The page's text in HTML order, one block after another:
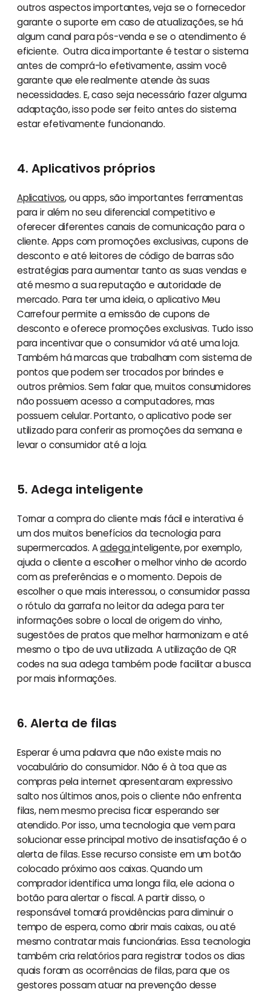
outros aspectos importantes, veja se o fornecedor
garante o suporte em caso de atualizações, se há
algum canal para pós-venda e se o atendimento é
eficiente. Outra dica importante é testar o sistema
antes de comprá-lo efetivamente, assim você
garante que ele realmente atende às suas
necessidades. E, caso seja necessário fazer alguma
adaptação, isso pode ser feito antes do sistema
estar efetivamente funcionando.
4. Aplicativos próprios
Aplicativos, ou apps, são importantes ferramentas
para ir além no seu diferencial competitivo e
oferecer diferentes canais de comunicação para o
cliente. Apps com promoções exclusivas, cupons de
desconto e até leitores de código de barras são
estratégias para aumentar tanto as suas vendas e
até mesmo a sua reputação e autoridade de
mercado. Para ter uma ideia, o aplicativo Meu
Carrefour permite a emissão de cupons de
desconto e oferece promoções exclusivas. Tudo isso
para incentivar que o consumidor vá até uma loja.
Também há marcas que trabalham com sistema de
pontos que podem ser trocados por brindes e
outros prêmios. Sem falar que, muitos consumidores
não possuem acesso a computadores, mas
possuem celular. Portanto, o aplicativo pode ser
utilizado para conferir as promoções da semana e
levar o consumidor até a loja.
5. Adega inteligente
Tornar a compra do cliente mais fácil e interativa é
um dos muitos benefícios da tecnologia para
supermercados. Aadegainteligente, por exemplo,
ajuda o cliente a escolher o melhor vinho de acordo
com as preferências e o momento. Depois de
escolher o que mais interessou, o consumidor passa
o rótulo da garrafa no leitor da adega para ter
informações sobre o local de origem do vinho,
sugestões de pratos que melhor harmonizam e até
mesmo o tipo de uva utilizada. A utilização de QR
codes na sua adega também pode facilitar a busca
por mais informações.
6. Alerta de filas
Esperar é uma palavra que não existe mais no
vocabulário do consumidor. Não é à toa que as
compras pela internet apresentaram expressivo
salto nos últimos anos, pois o cliente não enfrenta
filas, nem mesmo precisa ficar esperando ser
atendido. Por isso, uma tecnologia que vem para
solucionar esse principal motivo de insatisfação é o
alerta de filas. Esse recurso consiste em um botão
colocado próximo aos caixas. Quando um
comprador identifica uma longa fila, ele aciona o
botão para alertar o fiscal. A partir disso, o
responsável tomará providências para diminuir o
tempo de espera, como abrir mais caixas, ou até
mesmo contratar mais funcionárias. Essa tecnologia
também cria relatórios para registrar todos os dias
quais foram as ocorrências de filas, para que os
gestores possam atuar na prevenção desse